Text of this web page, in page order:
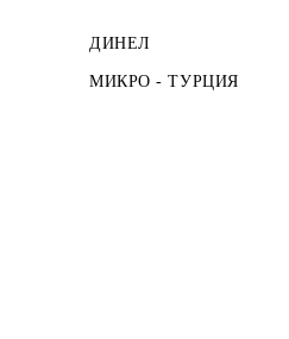
ДИНЕЛ
МИКРО - ТУРЦИЯ